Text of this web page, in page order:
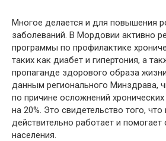
Многое делается и для повышения
заболеваний. В Мордовии активно
программы по профилактике
таких как диабет и гипертония, а
пропаганде здорового образа
данным регионального Минздрава,
по причине осложнений
на 20%. Это свидетельство того,
действительно работает и
населения.